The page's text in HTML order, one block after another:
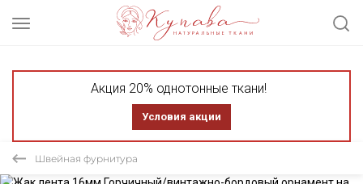
Акция 20% однотонные ткани!
Условия акции
Швейная фурнитура